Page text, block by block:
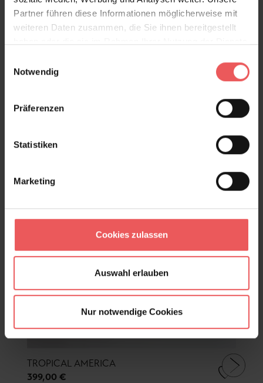
Partner führen diese Informationen möglicherweise mit
weiteren Daten zusammen, die Sie ihnen bereitgestellt
Notwendig
Präferenzen
Statistiken
Marketing
Cookies zulassen
Auswahl erlauben
Nur notwendige Cookies
399,00 €
TROPICAL AMERICA
399,00 €